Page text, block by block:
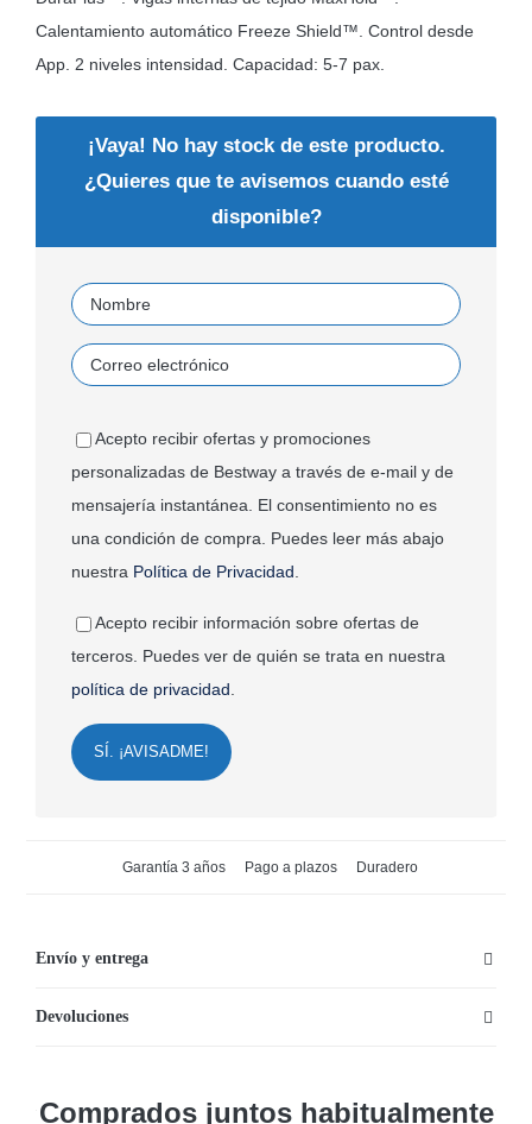
839,44 €.729,95 €.
Calentamiento automático Freeze Shield™. Control desde
App. 2 niveles intensidad. Capacidad: 5-7 pax.
¡Vaya! No hay stock de este producto.
¿Quieres que te avisemos cuando esté
disponible?
Acepto recibir ofertas y promociones
personalizadas de Bestway a través de e-mail y de
mensajería instantánea. El consentimiento no es
una condición de compra. Puedes leer más abajo
nuestra Política de Privacidad
Acepto recibir información sobre ofertas de
terceros. Puedes ver de quién se trata en nuestra
política de privacidad
SÍ. ¡AVISADME!
Garantía 3 años Pago a plazos Duradero
Envío y entrega
Devoluciones
Comprados juntos habitualmente